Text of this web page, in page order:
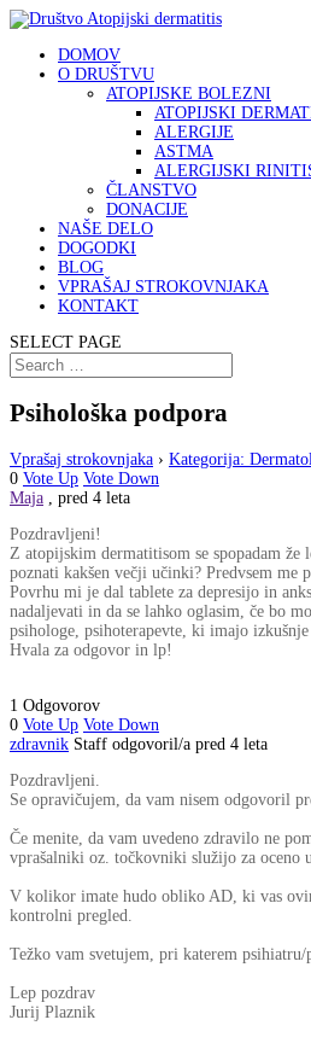
DOMOV
O DRUŠTVU
ATOPIJSKE BOLEZNI
ATOPIJSKI
ALERGIJE
ASTMA
ALERGIJSKI
ČLANSTVO
DONACIJE
NAŠE DELO
DOGODKI
BLOG
VPRAŠAJ STROKOVNJAKA
KONTAKT
SELECT PAGE
Psihološka podpora
Vprašaj strokovnjaka › Kategorija:
0 Vote Up Vote Down
Maja , pred 4 leta
Pozdravljeni!
Z atopijskim dermatitisom se spopadam
poznati kakšen večji učinki? Predvsem me
Povrhu mi je dal tablete za depresijo in
nadaljevati in da se lahko oglasim, če bo
psihologe, psihoterapevte, ki imajo
Hvala za odgovor in lp!
1 Odgovorov
0 Vote Up Vote Down
zdravnik Staff odgovoril/a pred 4 leta
Pozdravljeni.
Se opravičujem, da vam nisem odgovoril
Če menite, da vam uvedeno zdravilo ne
vprašalniki oz. točkovniki služijo za oceno
V kolikor imate hudo obliko AD, ki vas
kontrolni pregled.
Težko vam svetujem, pri katerem
Lep pozdrav
Jurij Plaznik